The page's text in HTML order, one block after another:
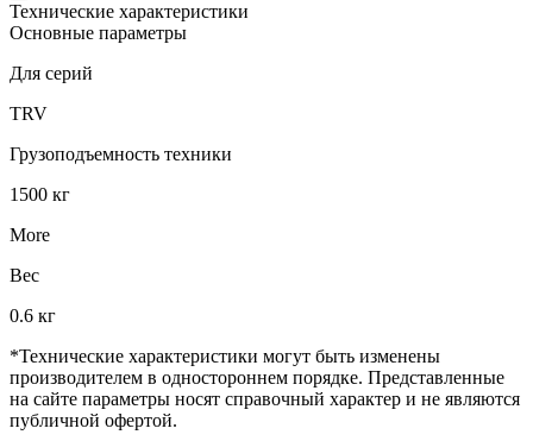
Технические характеристики
Основные параметры
Для серий
TRV
Грузоподъемность техники
1500 кг
More
Вес
0.6 кг
*Технические характеристики могут быть изменены
производителем в одностороннем порядке. Представленные
на сайте параметры носят справочный характер и не являются
публичной офертой.